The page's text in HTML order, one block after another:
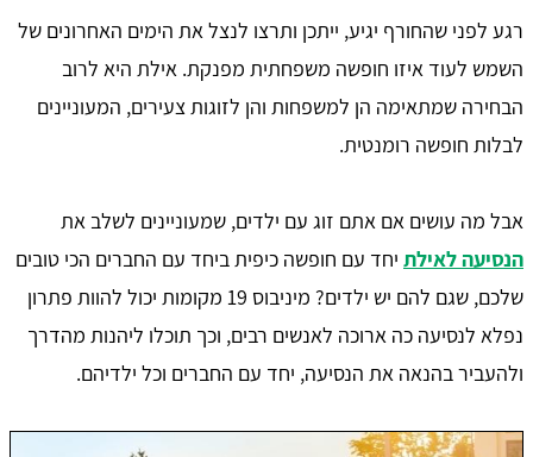
רגע לפני שהחורף יגיע, ייתכן ותרצו לנצל את הימים האחרונים של
השמש לעוד איזו חופשה משפחתית מפנקת. אילת היא לרוב
הבחירה שמתאימה הן למשפחות והן לזוגות צעירים, המעוניינים
לבלות חופשה רומנטית.
אבל מה עושים אם אתם זוג עם ילדים, שמעוניינים לשלב את
הנסיעה לאילת יחד עם חופשה כיפית ביחד עם החברים הכי טובים
שלכם, שגם להם יש ילדים? מיניבוס 19 מקומות יכול להוות פתרון
נפלא לנסיעה כה ארוכה לאנשים רבים, וכך תוכלו ליהנות מהדרך
ולהעביר בהנאה את הנסיעה, יחד עם החברים וכל ילדיהם.